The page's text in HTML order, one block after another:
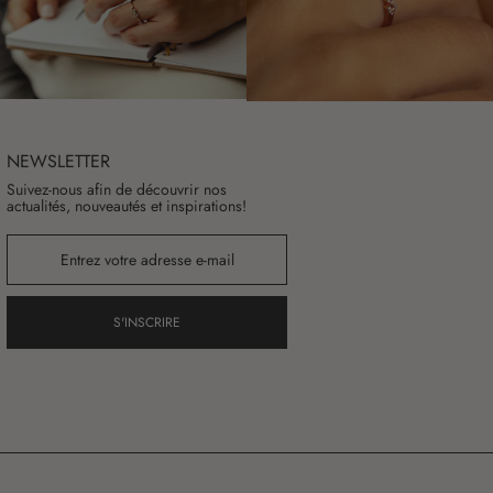
NEWSLETTER
Suivez-nous afin de découvrir nos
actualités, nouveautés et inspirations!
S'INSCRIRE